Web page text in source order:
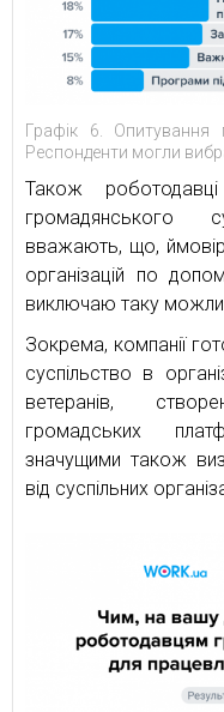
Графік 6. Опитування
Респонденти могли
Також
громадянського
вважають, що,
організацій по
виключаю таку
Зокрема, компанії
суспільство в
ветеранів,
громадських
значущими також
від суспільних